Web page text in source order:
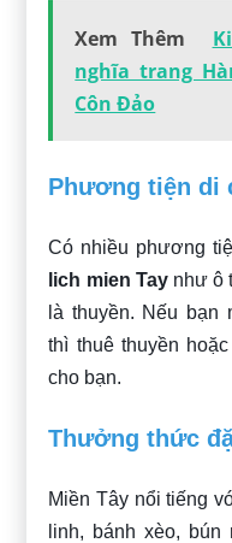
Xem Thêm
nghĩa trang
Côn Đảo
Phương tiện di
Có nhiều phương
lich mien Taynhư ô
là thuyền. Nếu bạn
thì thuê thuyền
cho bạn.
Thưởng thức
Miền Tây nổi tiếng
linh, bánh xèo,